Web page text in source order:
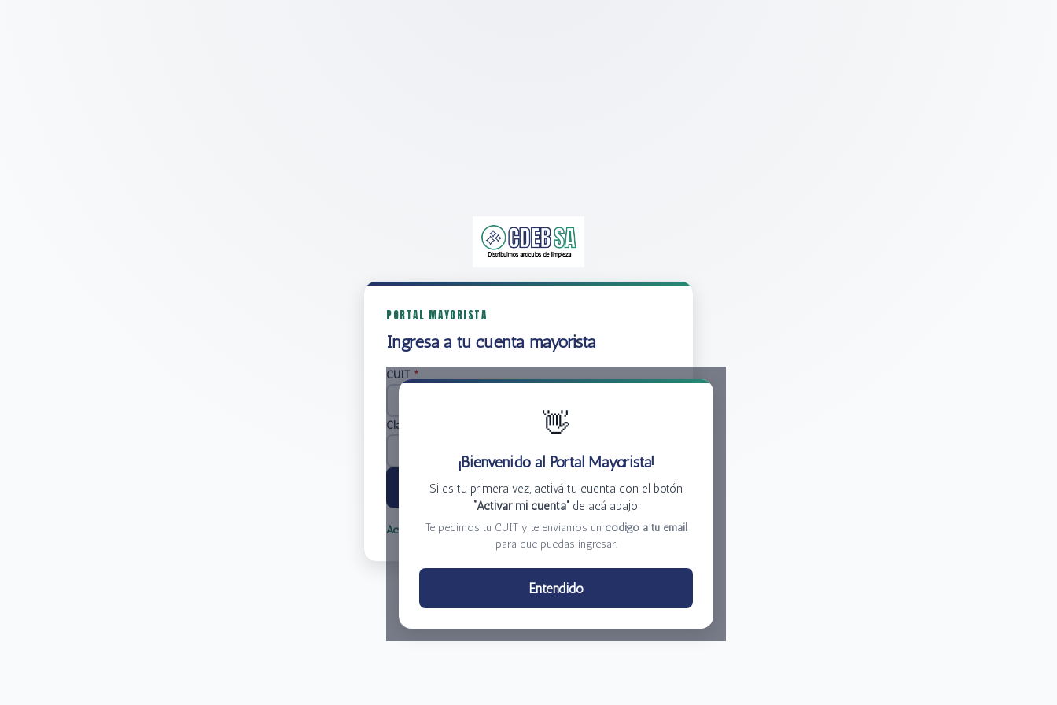
PORTAL MAYORISTA
Ingresá a tu cuenta mayorista
👋
¡Bienvenido al Portal Mayorista!
Si es tu primera vez, activá tu cuenta con el botón
“Activar mi cuenta”de acá abajo.
Te pedimos tu CUIT y te enviamos un código a tu email
para que puedas ingresar.
Entendido
CUIT *
Clave
Ingresar
Activar mi cuenta Olvidé mi clave
Centro de Distribución El Bacha S.A.